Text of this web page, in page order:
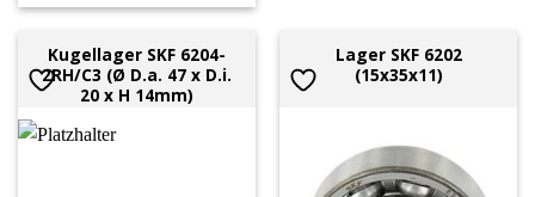
Kugellager SKF 6204-
2RH/C3 (Ø D.a. 47 x D.i.
20 x H 14mm)
Lager SKF 6202
(15x35x11)